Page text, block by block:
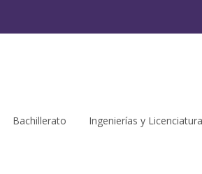
Bachillerato Ingenierías y
yinscribirseen el curso para ver este